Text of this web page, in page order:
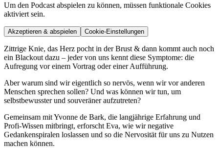
Um den Podcast abspielen zu können, müssen funktionale Cookies
aktiviert sein.
Akzeptieren & abspielen Cookie-Einstellungen
Zittrige Knie, das Herz pocht in der Brust & dann kommt auch noch
ein Blackout dazu – jeder von uns kennt diese Symptome: die
Aufregung vor einem Vortrag oder einer Aufführung.
Aber warum sind wir eigentlich so nervös, wenn wir vor anderen
Menschen sprechen sollen? Und was können wir tun, um
selbstbewusster und souveräner aufzutreten?
Gemeinsam mit Yvonne de Bark, die langjährige Erfahrung und
Profi-Wissen mitbringt, erforscht Eva, wie wir negative
Gedankenspiralen loslassen und so die Nervosität für uns zu Nutzen
machen können.